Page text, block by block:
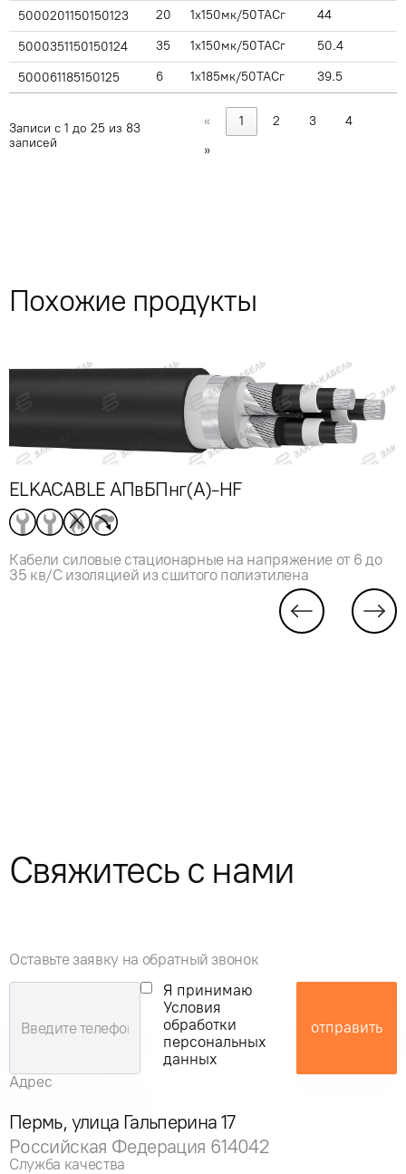
5000201150150123 20 1x150мк/50ТАСг 44
5000351150150124 35 1x150мк/50ТАСг 50.4
500061185150125 6 1x185мк/50ТАСг 39.5
Записи с 1 до 25 из 83
записей
« 1 2 3
4
»
Похожие продукты
ELKACABLE АПвБПнг(А)-HF
Кабели силовые стационарные на напряжение от 6 до
35 кв/С изоляцией из сшитого полиэтилена
Свяжитесь с нами
Оставьте заявку на обратный звонок
Я принимаю
Условия
обработки
персональных
данных
отправить
Адрес
Пермь, улица Гальперина 17
Российская Федерация 614042
Служба качества